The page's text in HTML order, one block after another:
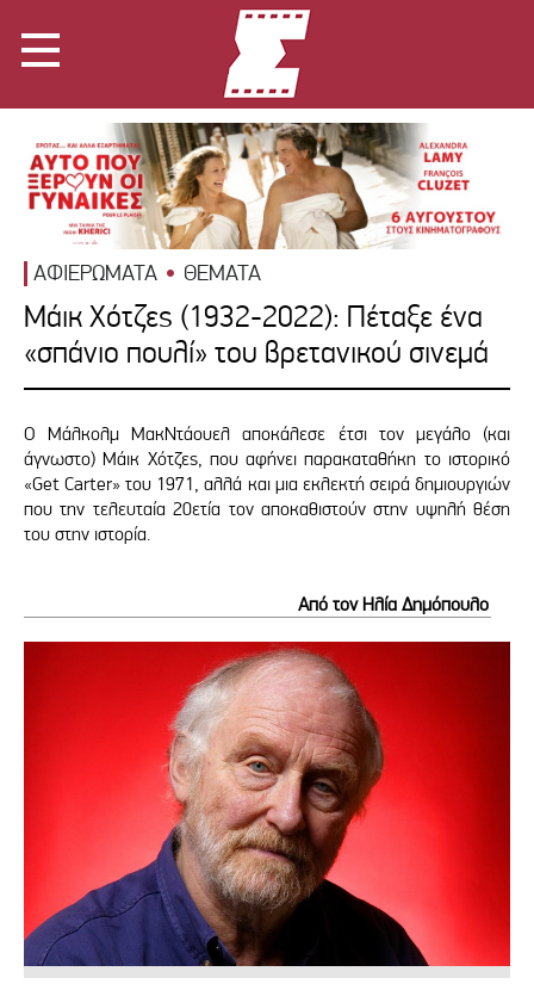
ΑΦΙΕΡΩΜΑΤΑ ΘΕΜΑΤΑ
Μάικ Χότζες (1932-2022): Πέταξε ένα
«σπάνιο πουλί» του βρετανικού σινεμά
Ο Μάλκολμ ΜακΝτάουελ αποκάλεσε έτσι τον μεγάλο (και
άγνωστο) Μάικ Χότζες, που αφήνει παρακαταθήκη το ιστορικό
«Get Carter» του 1971, αλλά και μια εκλεκτή σειρά δημιουργιών
που την τελευταία 20ετία τον αποκαθιστούν στην υψηλή θέση
του στην ιστορία.
Από τον Ηλία Δημόπουλο